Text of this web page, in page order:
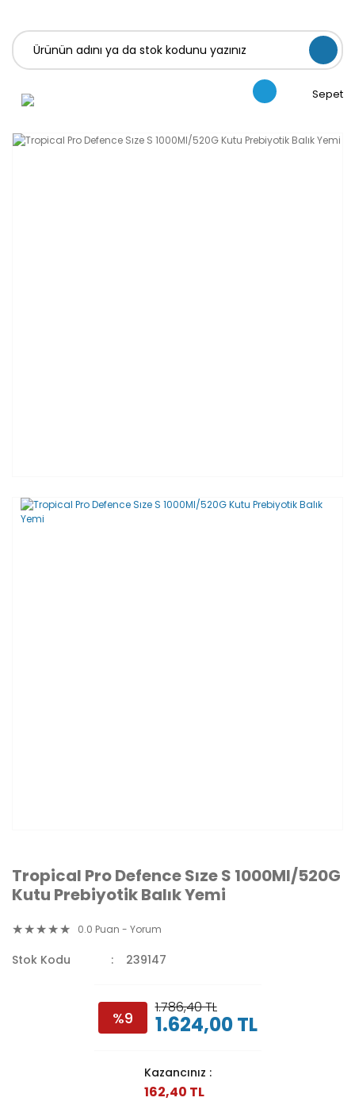
Sepet
Tropical Pro Defence Sıze S 1000Ml/520G
Kutu Prebiyotik Balık Yemi
0.0 Puan - Yorum
Stok Kodu 239147
%9
1.786,40 TL
1.624,00 TL
Kazancınız :
162,40 TL